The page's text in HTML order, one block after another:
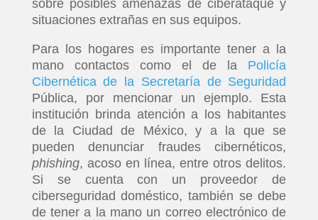
sobre posibles amenazas de ciberataque y
situaciones extrañas en sus equipos.
Para los hogares es importante tener a la
mano contactos como el de la Policía
Cibernética de la Secretaría de Seguridad
Pública, por mencionar un ejemplo. Esta
institución brinda atención a los habitantes
de la Ciudad de México, y a la que se
pueden denunciar fraudes cibernéticos,
phishing, acoso en línea, entre otros delitos.
Si se cuenta con un proveedor de
ciberseguridad doméstico, también se debe
de tener a la mano un correo electrónico de